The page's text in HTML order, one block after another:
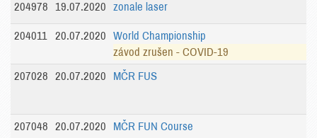
204978 19.07.2020 zonale laser
204011 20.07.2020
World Championship
závod zrušen - COVID-19
207028
20.07.2020 MČR FUS
207048 20.07.2020 MČR FUN Course